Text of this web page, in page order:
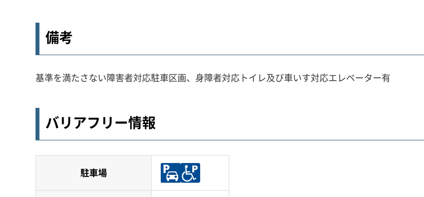
備考
基準を満たさない障害者対応駐車区画、身障者対応トイレ及び車いす対応エレベーター有
バリアフリー情報
駐車場